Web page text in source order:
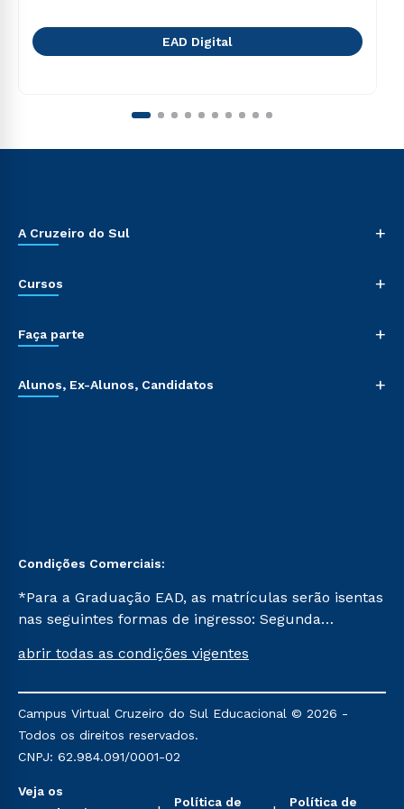
EAD Digital
A Cruzeiro do Sul +
Cursos +
Faça parte +
Alunos, Ex-Alunos, Candidatos +
Condições Comerciais:
*Para a Graduação EAD, as matrículas serão isentas
nas seguintes formas de ingresso: Segunda
Já para as demais, a taxa de matrícula será de R$
mencionadas são referentes aos cursos: Ensino
Religioso, Geografia para a Docência e Metodologia
do Ensino de História: Questões Atuais.
abrir todas as condições vigentes
Campus Virtual Cruzeiro do Sul Educacional © 2026 -
Todos os direitos reservados.
CNPJ: 62.984.091/0001-02
Veja os
Política de Política de